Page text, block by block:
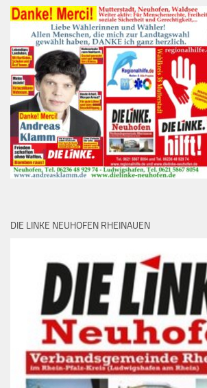
DIE LINKE NEUHOFEN RHEINAUEN